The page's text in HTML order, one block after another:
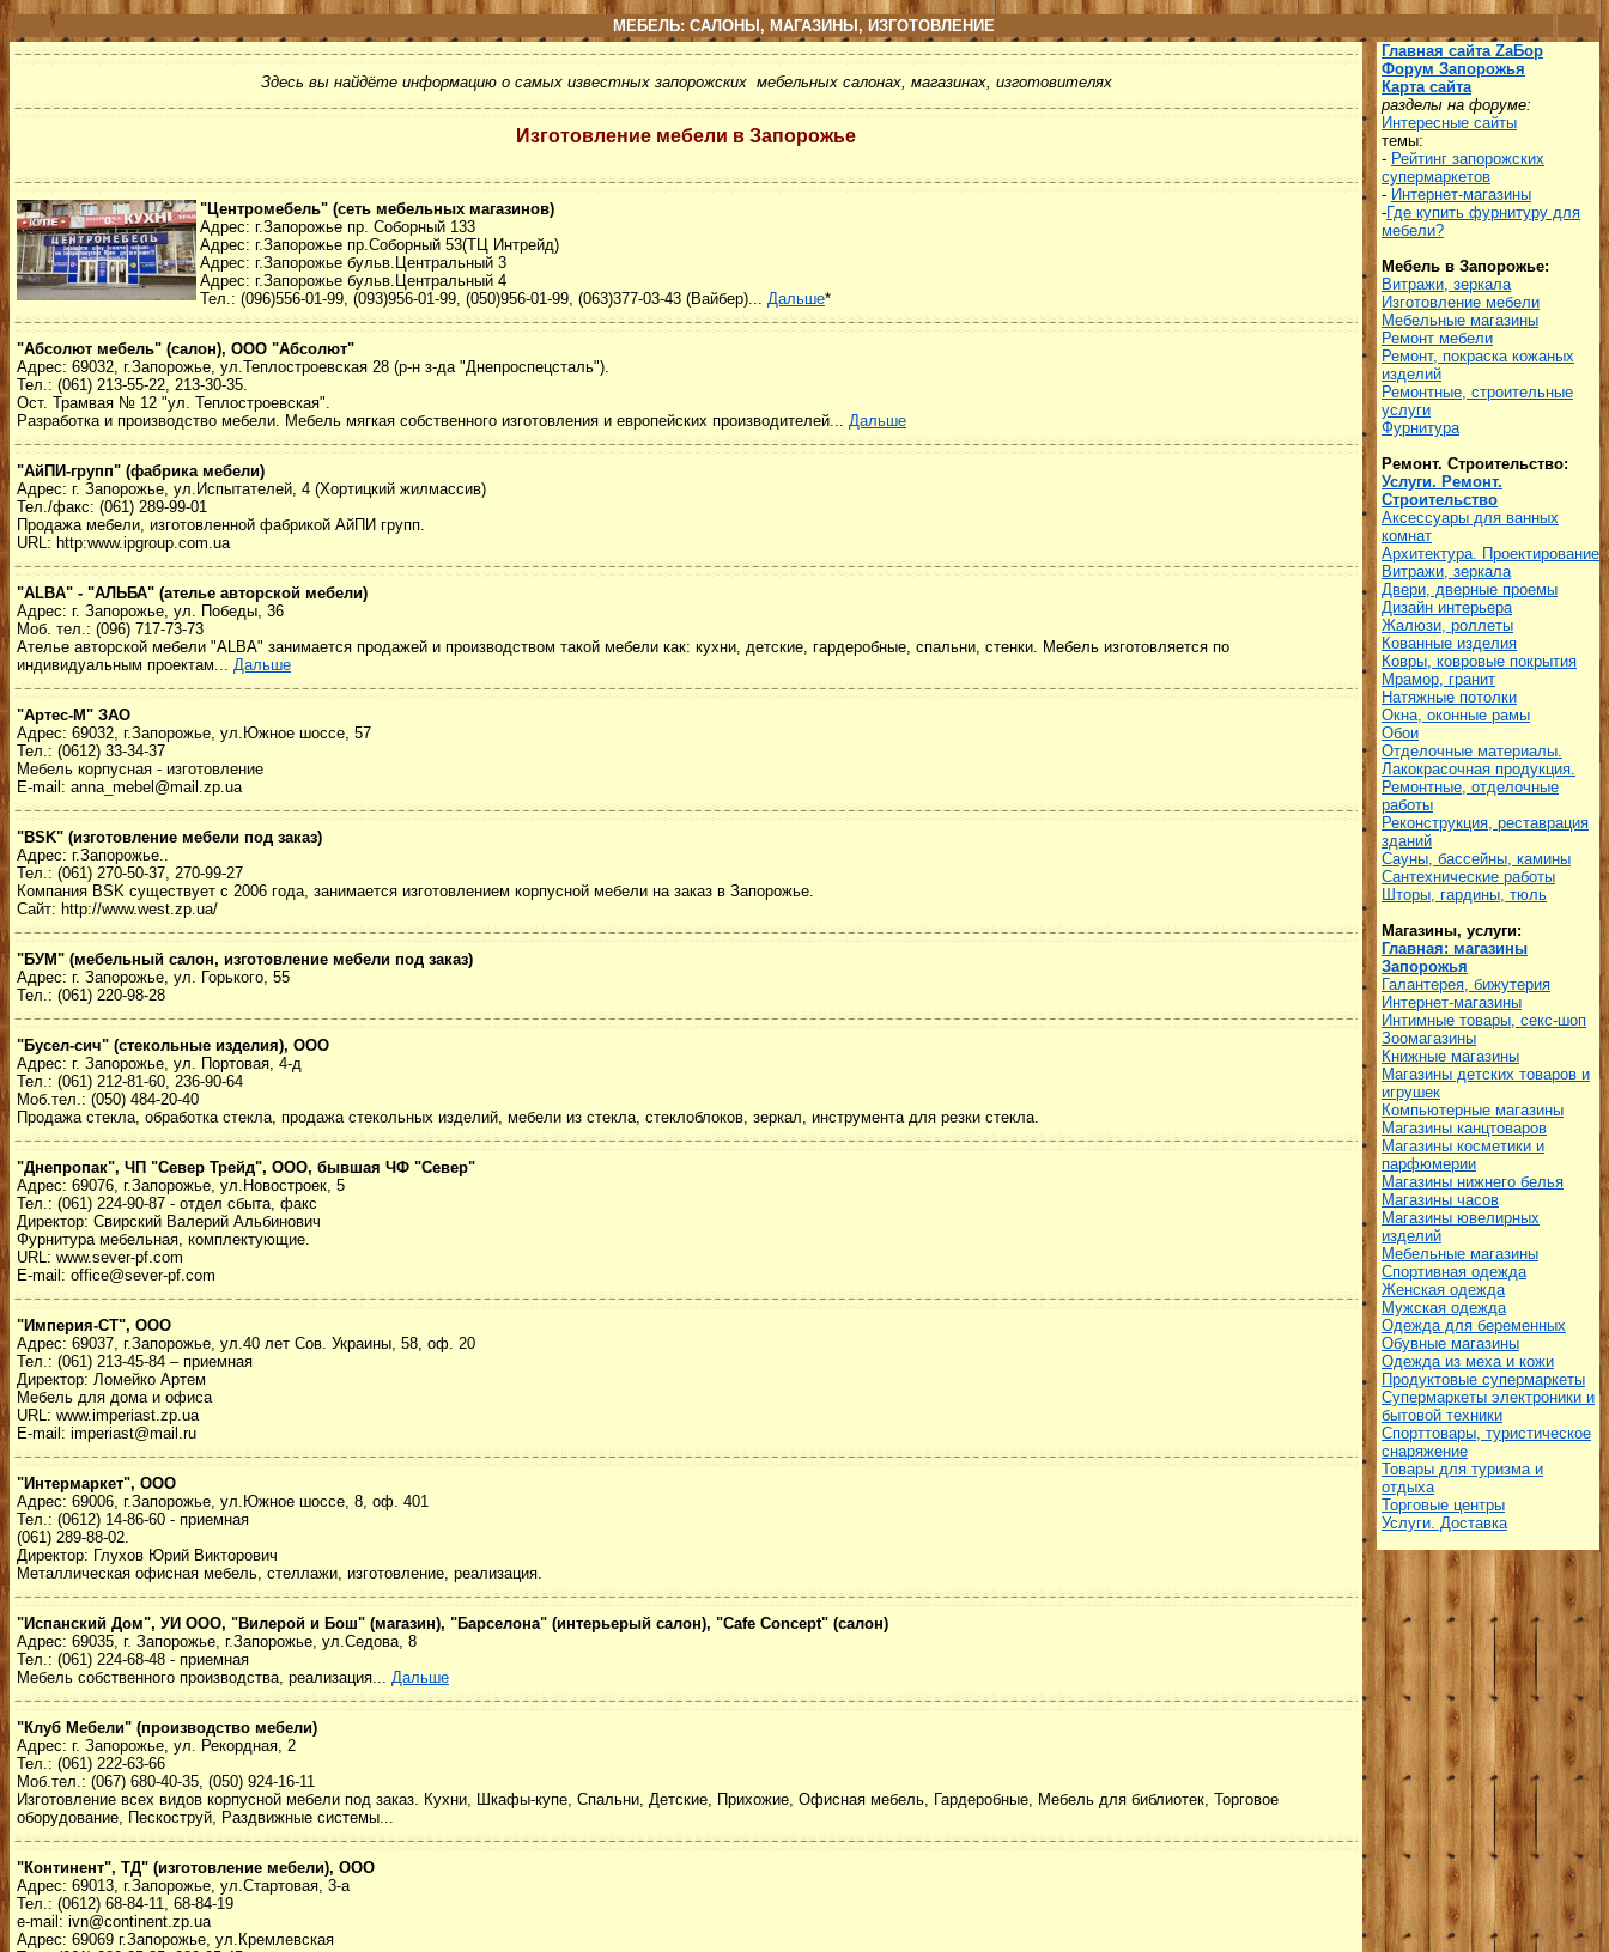
МЕБЕЛЬ: САЛОНЫ, МАГАЗИНЫ, ИЗГОТОВЛЕНИЕ
Здесь вы найдёте информацию о самых известных запорожских мебельных салонах, магазинах, изготовителях
Изготовление мебели в Запорожье
"Центромебель" (сеть мебельных магазинов)
Адрес: г.Запорожье пр. Соборный 133
Адрес: г.Запорожье пр.Соборный 53(ТЦ Интрейд)
Адрес: г.Запорожье бульв.Центральный 3
Адрес: г.Запорожье бульв.Центральный 4
Тел.: (096)556-01-99, (093)956-01-99, (050)956-01-99, (063)377-03-43 (Вайбер)... Дальше*
"Абсолют мебель" (салон), ООО "Абсолют"
Адрес: 69032, г.Запорожье, ул.Теплостроевская 28 (р-н з-да "Днепроспецсталь").
Тел.: (061) 213-55-22, 213-30-35.
Ост. Трамвая № 12 "ул. Теплостроевская".
Разработка и производство мебели. Мебель мягкая собственного изготовления и европейских производителей... Дальше
"АйПИ-групп" (фабрика мебели)
Адрес: г. Запорожье, ул.Испытателей, 4 (Хортицкий жилмассив)
Тел./факс: (061) 289-99-01
Продажа мебели, изготовленной фабрикой АйПИ групп.
URL: http:www.ipgroup.com.ua
"ALBA" - "АЛЬБА" (ателье авторской мебели)
Адрес: г. Запорожье, ул. Победы, 36
Моб. тел.: (096) 717-73-73
Ателье авторской мебели "ALBA" занимается продажей и производством такой мебели как: кухни, детские, гардеробные, спальни, стенки. Мебель изготовляется по
индивидуальным проектам... Дальше
"Артес-М" ЗАО
Адрес: 69032, г.Запорожье, ул.Южное шоссе, 57
Тел.: (0612) 33-34-37
Мебель корпусная - изготовление
E-mail: anna_mebel@mail.zp.ua
"BSK" (изготовление мебели под заказ)
Адрес: г.Запорожье..
Тел.: (061) 270-50-37, 270-99-27
Компания BSK существует с 2006 года, занимается изготовлением корпусной мебели на заказ в Запорожье.
Сайт: http://www.west.zp.ua/
"БУМ" (мебельный салон, изготовление мебели под заказ)
Адрес: г. Запорожье, ул. Горького, 55
Тел.: (061) 220-98-28
"Бусел-сич" (стекольные изделия), ООО
Адрес: г. Запорожье, ул. Портовая, 4-д
Тел.: (061) 212-81-60, 236-90-64
Моб.тел.: (050) 484-20-40
Продажа стекла, обработка стекла, продажа стекольных изделий, мебели из стекла, стеклоблоков, зеркал, инструмента для резки стекла.
"Днепропак", ЧП "Север Трейд", ООО, бывшая ЧФ "Север"
Адрес: 69076, г.Запорожье, ул.Новостроек, 5
Тел.: (061) 224-90-87 - отдел сбыта, факс
Директор: Свирский Валерий Альбинович
Фурнитура мебельная, комплектующие.
URL: www.sever-pf.com
E-mail: office@sever-pf.com
"Империя-СТ", ООО
Адрес: 69037, г.Запорожье, ул.40 лет Сов. Украины, 58, оф. 20
Тел.: (061) 213-45-84 – приемная
Директор: Ломейко Артем
Мебель для дома и офиса
URL: www.imperiast.zp.ua
E-mail: imperiast@mail.ru
"Интермаркет", ООО
Адрес: 69006, г.Запорожье, ул.Южное шоссе, 8, оф. 401
Тел.: (0612) 14-86-60 - приемная
(061) 289-88-02.
Директор: Глухов Юрий Викторович
Металлическая офисная мебель, стеллажи, изготовление, реализация.
"Испанский Дом", УИ ООО, "Вилерой и Бош" (магазин), "Барселона" (интерьерый салон), "Cafe Concept" (салон)
Адрес: 69035, г. Запорожье, г.Запорожье, ул.Седова, 8
Тел.: (061) 224-68-48 - приемная
Мебель собственного производства, реализация... Дальше
"Клуб Мебели" (производство мебели)
Адрес: г. Запорожье, ул. Рекордная, 2
Тел.: (061) 222-63-66
Моб.тел.: (067) 680-40-35, (050) 924-16-11
Изготовление всех видов корпусной мебели под заказ. Кухни, Шкафы-купе, Спальни, Детские, Прихожие, Офисная мебель, Гардеробные, Мебель для библиотек, Торговое
оборудование, Пескоструй, Раздвижные системы...
"Континент", ТД" (изготовление мебели), ООО
Адрес: 69013, г.Запорожье, ул.Стартовая, 3-а
Тел.: (0612) 68-84-11, 68-84-19
e-mail: ivn@continent.zp.ua
Адрес: 69069 г.Запорожье, ул.Кремлевская
Главная сайта ZаБор
Форум Запорожья
Карта сайта
разделы на форуме:
Интересные сайты
темы:
- Рейтинг запорожских
супермаркетов
- Интернет-магазины
-Где купить фурнитуру для
мебели?
Мебель в Запорожье:
Витражи, зеркала
Изготовление мебели
Мебельные магазины
Ремонт мебели
Ремонт, покраска кожаных
изделий
Ремонтные, строительные
услуги
Фурнитура
Ремонт. Строительство:
Услуги. Ремонт.
Строительство
Аксессуары для ванных
комнат
Архитектура. Проектирование
Витражи, зеркала
Двери, дверные проемы
Дизайн интерьера
Жалюзи, роллеты
Кованные изделия
Ковры, ковровые покрытия
Мрамор, гранит
Натяжные потолки
Окна, оконные рамы
Обои
Отделочные материалы.
Лакокрасочная продукция.
Ремонтные, отделочные
работы
Реконструкция, реставрация
зданий
Сауны, бассейны, камины
Сантехнические работы
Шторы, гардины, тюль
Магазины, услуги:
Главная: магазины
Запорожья
Галантерея, бижутерия
Интернет-магазины
Интимные товары, секс-шоп
Зоомагазины
Книжные магазины
Магазины детских товаров и
игрушек
Компьютерные магазины
Магазины канцтоваров
Магазины косметики и
парфюмерии
Магазины нижнего белья
Магазины часов
Магазины ювелирных
изделий
Мебельные магазины
Спортивная одежда
Женская одежда
Мужская одежда
Одежда для беременных
Обувные магазины
Одежда из меха и кожи
Продуктовые супермаркеты
Супермаркеты электроники и
бытовой техники
Спорттовары, туристическое
снаряжение
Товары для туризма и
отдыха
Торговые центры
Услуги. Доставка